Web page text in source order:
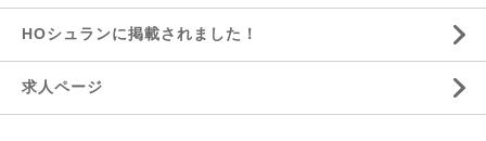
HOシュランに掲載されました！
求人ページ